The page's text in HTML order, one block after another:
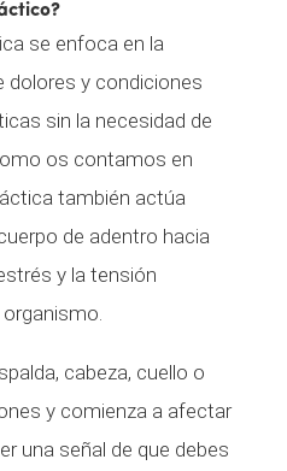
se enfoca en la
dolores y condiciones
sin la necesidad de
os contamos en
también actúa
de adentro hacia
y la tensión
cabeza, cuello o
y comienza a afectar
una señal de que debes